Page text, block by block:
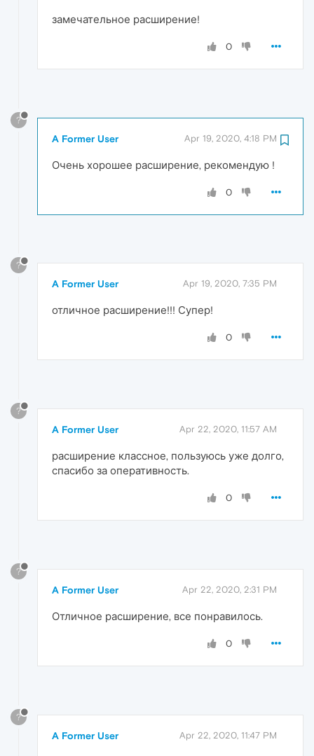
замечательное расширение!
0
?
A Former User Apr 19, 2020, 4:18 PM
Очень хорошее расширение, рекомендую !
0
?
A Former User Apr 19, 2020, 7:35 PM
отличное расширение!!! Супер!
0
?
A Former User Apr 22, 2020, 11:57 AM
расширение классное, пользуюсь уже долго,
спасибо за оперативность.
0
?
A Former User Apr 22, 2020, 2:31 PM
Отличное расширение, все понравилось.
0
?
A Former User Apr 22, 2020, 11:47 PM